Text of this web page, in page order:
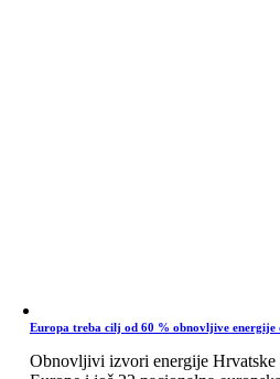
Europa treba cilj od 60 % obnovljive energije
Obnovljivi izvori energije